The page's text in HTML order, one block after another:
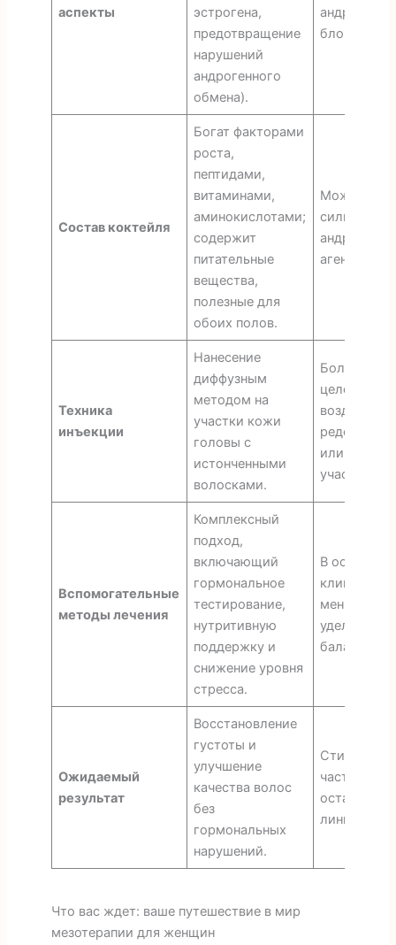
аспекты
эстрогена,
предотвращение
нарушений
андрогенного
обмена).
блокаторы
Состав коктейля
Богат факторами
роста,
пептидами,
витаминами,
аминокислотами;
содержит
питательные
вещества,
полезные для
обоих полов.
Может
сильные
агенты.
Техника
инъекции
Нанесение
диффузным
методом на
участки кожи
головы с
истонченными
волосками.
Более
редеющие
или
участки.
Вспомогательные
методы лечения
Комплексный
подход,
включающий
гормональное
тестирование,
нутритивную
поддержку и
снижение уровня
стресса.
В основном
меньше
уделяется
балансу.
Ожидаемый
результат
Восстановление
густоты и
улучшение
качества волос
без
гормональных
нарушений.
часто
остановку
линий.
Что вас ждет: ваше путешествие в мир
мезотерапии для женщин